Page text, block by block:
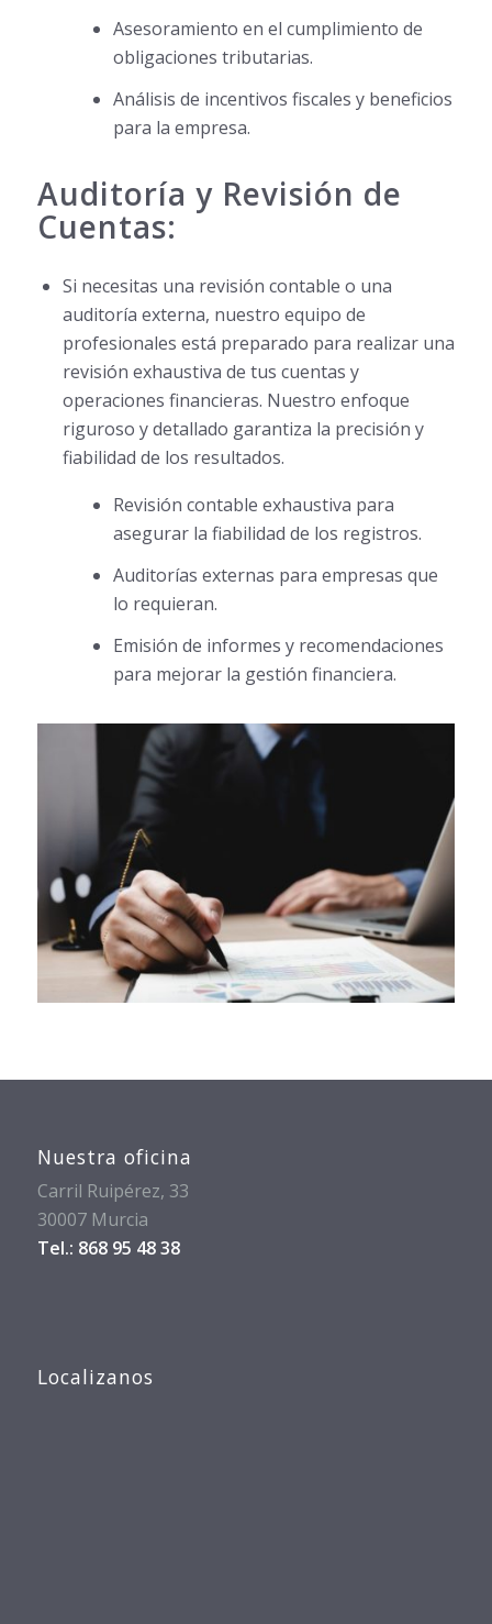
Asesoramiento en el cumplimiento de
obligaciones tributarias.
Análisis de incentivos fiscales y beneficios
para la empresa.
Auditoría y Revisión de
Cuentas:
Si necesitas una revisión contable o una
auditoría externa, nuestro equipo de
profesionales está preparado para realizar una
revisión exhaustiva de tus cuentas y
operaciones financieras. Nuestro enfoque
riguroso y detallado garantiza la precisión y
fiabilidad de los resultados.
Revisión contable exhaustiva para
asegurar la fiabilidad de los registros.
Auditorías externas para empresas que
lo requieran.
Emisión de informes y recomendaciones
para mejorar la gestión financiera.
Nuestra oficina
Carril Ruipérez, 33
30007 Murcia
Tel.: 868 95 48 38
Localizanos